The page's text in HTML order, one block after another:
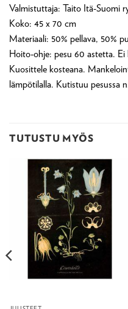
Valmistuttaja: Taito Itä-Suomi
Koko: 45 x 70 cm
Materiaali: 50% pellava, 50%
Hoito-ohje: pesu 60 astetta.
Kuosittele kosteana.
lämpötilalla. Kutistuu pesussa
TUTUSTU MYÖS